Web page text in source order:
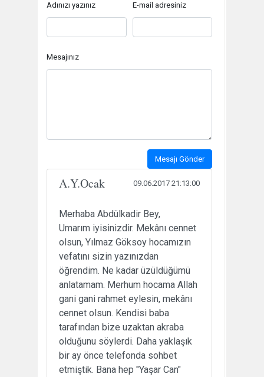
Adınızı yazınız E-mail adresiniz
Mesajınız
Mesajı Gönder
A.Y.Ocak 09.06.2017 21:13:00
Merhaba Abdülkadir Bey,
Umarım iyisinizdir. Mekânı cennet
olsun, Yılmaz Göksoy hocamızın
vefatını sizin yazınızdan
öğrendim. Ne kadar üzüldüğümü
anlatamam. Merhum hocama Allah
gani gani rahmet eylesin, mekânı
cennet olsun. Kendisi baba
tarafından bize uzaktan akraba
olduğunu söylerdi. Daha yaklaşık
bir ay önce telefonda sohbet
etmiştik. Bana hep "Yaşar Can"